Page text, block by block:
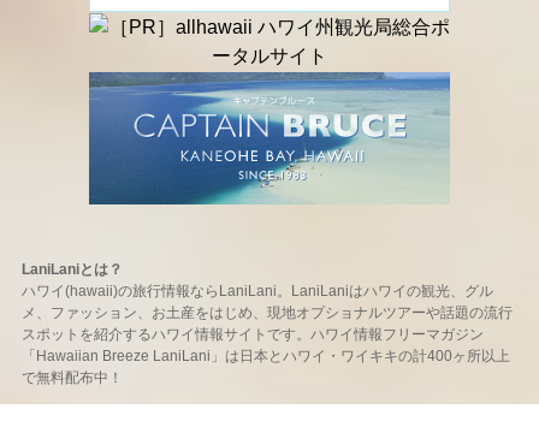
LaniLaniとは？
ハワイ(hawaii)の旅行情報ならLaniLani。LaniLaniはハワイの観光、グル
メ、ファッション、お土産をはじめ、現地オプショナルツアーや話題の流行
スポットを紹介するハワイ情報サイトです。ハワイ情報フリーマガジン
「Hawaiian Breeze LaniLani」は日本とハワイ・ワイキキの計400ヶ所以上
で無料配布中！